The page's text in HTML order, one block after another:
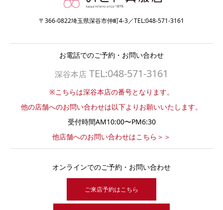
〒366-0822埼玉県深谷市仲町4-3／TEL:048-571-3161
お電話でのご予約・お問い合わせ
深谷本店 TEL:048-571-3161
※こちらは深谷本店の番号となります。
他の店舗へのお問い合わせは以下よりお願いいたします。
受付時間AM10:00〜PM6:30
他店舗へのお問い合わせはこちら＞＞
オンラインでのご予約・お問い合わせ
ご来店予約はこちら